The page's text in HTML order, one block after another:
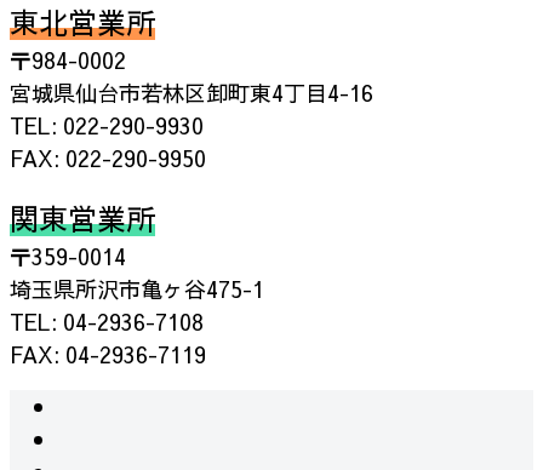
東北営業所
〒984-0002
宮城県仙台市若林区卸町東4丁目4-16
TEL: 022-290-9930
FAX: 022-290-9950
関東営業所
〒359-0014
埼玉県所沢市亀ヶ谷475-1
TEL: 04-2936-7108
FAX: 04-2936-7119